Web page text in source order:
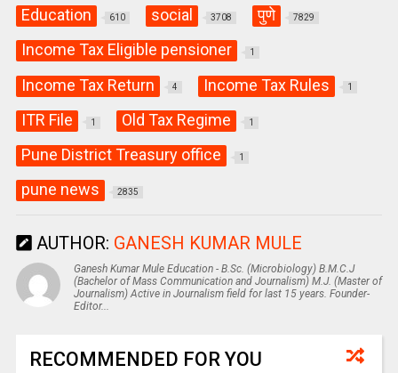
Education 610 social 3708 पुणे 7829
Income Tax Eligible pensioner 1
Income Tax Return 4 Income Tax Rules 1
ITR File 1 Old Tax Regime 1
Pune District Treasury office 1
pune news 2835
AUTHOR: GANESH KUMAR MULE
Ganesh Kumar Mule Education - B.Sc. (Microbiology) B.M.C.J
(Bachelor of Mass Communication and Journalism) M.J. (Master of
Journalism) Active in Journalism field for last 15 years. Founder-
Editor...
RECOMMENDED FOR YOU